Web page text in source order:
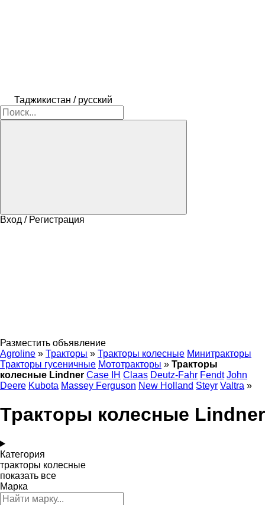
Таджикистан / русский
Вход / Регистрация
Разместить объявление
Agroline » Тракторы » Тракторы колесные Минитракторы
Тракторы гусеничные Мототракторы » Тракторы
колесные Lindner Case IH Claas Deutz-Fahr Fendt John
Deere Kubota Massey Ferguson New Holland Steyr Valtra »
Тракторы колесные Lindner
Категория
тракторы колесные
показать все
Марка